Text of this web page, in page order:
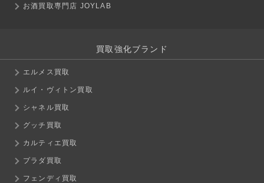
お酒買取専門店 JOYLAB
買取強化ブランド
エルメス買取
ルイ・ヴィトン買取
シャネル買取
グッチ買取
カルティエ買取
プラダ買取
フェンディ買取